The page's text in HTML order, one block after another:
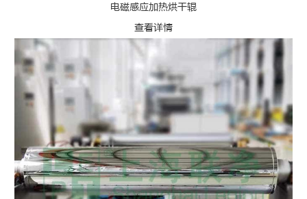
电磁感应加热烘干辊
查看详情